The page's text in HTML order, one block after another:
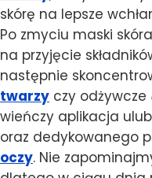
skórę na lepsze
Po zmyciu maski
na przyjęcie
następnie
twarzy czy odżywcze
wieńczy aplikacja
oraz dedykowanego
oczy. Nie